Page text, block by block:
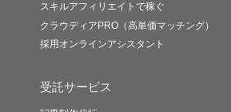
スキルアフィリエイトで稼ぐ
クラウディアPRO（高単価マッチング）
採用オンラインアシスタント
受託サービス